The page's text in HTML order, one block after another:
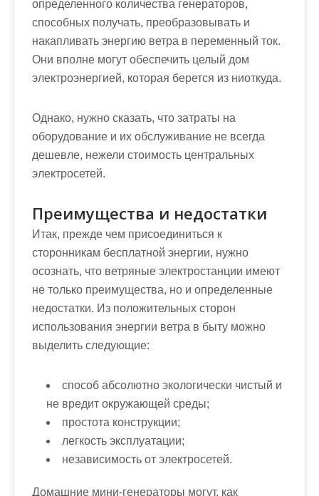
определенного количества генераторов,
способных получать, преобразовывать и
накапливать энергию ветра в переменный ток.
Они вполне могут обеспечить целый дом
электроэнергией, которая берется из ниоткуда.
Однако, нужно сказать, что затраты на
оборудование и их обслуживание не всегда
дешевле, нежели стоимость центральных
электросетей.
Преимущества и недостатки
Итак, прежде чем присоединиться к
сторонникам бесплатной энергии, нужно
осознать, что ветряные электростанции имеют
не только преимущества, но и определенные
недостатки. Из положительных сторон
использования энергии ветра в быту можно
выделить следующие:
способ абсолютно экологически чистый и
не вредит окружающей среды;
простота конструкции;
легкость эксплуатации;
независимость от электросетей.
Домашние мини-генераторы могут, как